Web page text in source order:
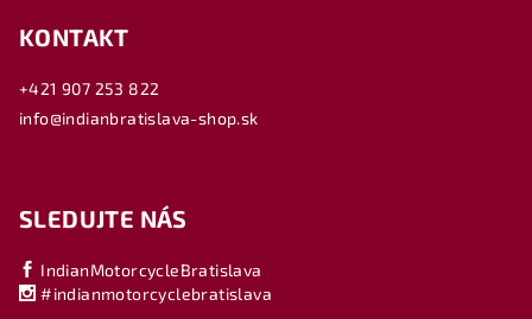
KONTAKT
+421 907 253 822
info@indianbratislava-shop.sk
SLEDUJTE NÁS
IndianMotorcycleBratislava
#indianmotorcyclebratislava